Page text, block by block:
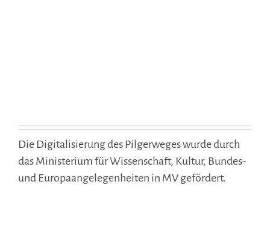
Die Digitalisierung des Pilgerweges wurde durch
das Ministerium für Wissenschaft, Kultur, Bundes-
und Europaangelegenheiten in MV gefördert.